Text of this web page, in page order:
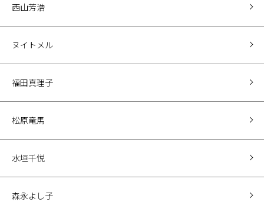
西山芳浩
ヌイトメル
福田真理子
松原竜馬
水垣千悦
森永よし子